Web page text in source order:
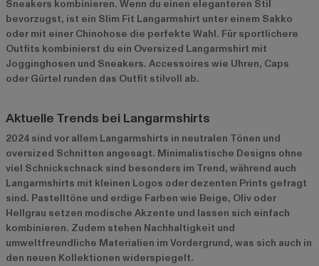
Sneakers kombinieren. Wenn du einen eleganteren Stil
bevorzugst, ist ein Slim Fit Langarmshirt unter einem Sakko
oder mit einer Chinohose die perfekte Wahl. Für sportlichere
Outfits kombinierst du ein Oversized Langarmshirt mit
Jogginghosen und Sneakers. Accessoires wie Uhren, Caps
oder Gürtel runden das Outfit stilvoll ab.
Aktuelle Trends bei Langarmshirts
2024 sind vor allem Langarmshirts in neutralen Tönen und
oversized Schnitten angesagt. Minimalistische Designs ohne
viel Schnickschnack sind besonders im Trend, während auch
Langarmshirts mit kleinen Logos oder dezenten Prints gefragt
sind. Pastelltöne und erdige Farben wie Beige, Oliv oder
Hellgrau setzen modische Akzente und lassen sich einfach
kombinieren. Zudem stehen Nachhaltigkeit und
umweltfreundliche Materialien im Vordergrund, was sich auch in
den neuen Kollektionen widerspiegelt.